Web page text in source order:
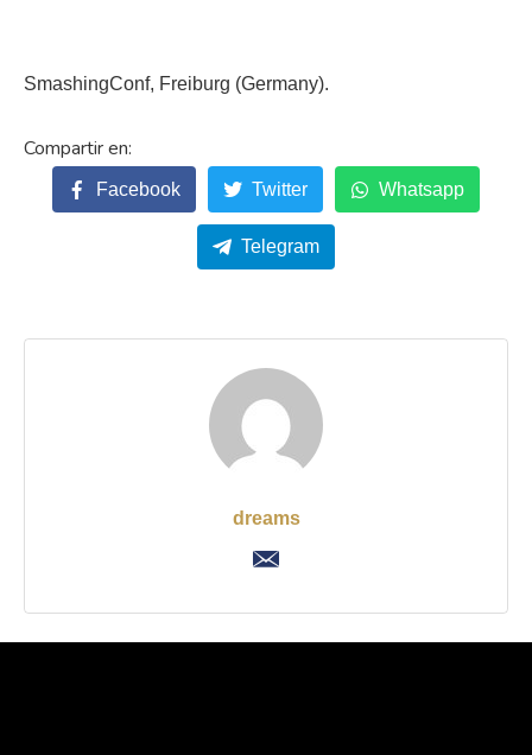
SmashingConf, Freiburg (Germany).
Facebook Twitter Whatsapp
Telegram
dreams